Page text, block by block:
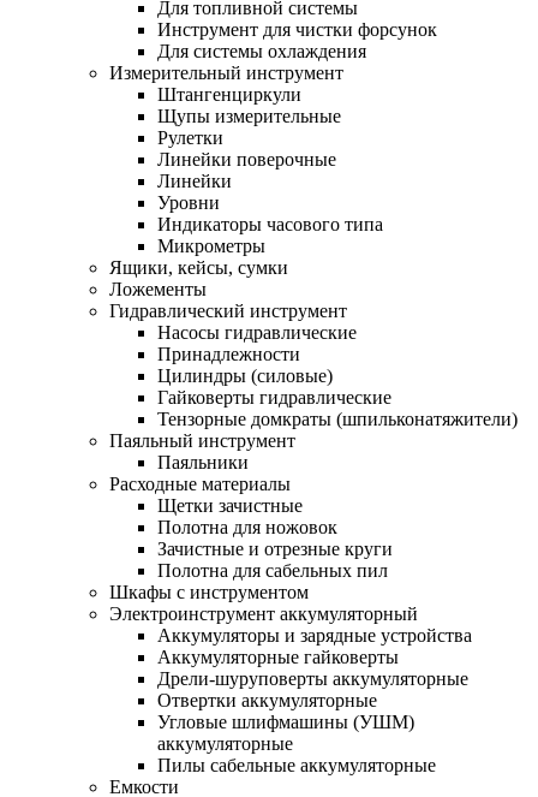
Для топливной системы
Инструмент для чистки форсунок
Для системы охлаждения
Измерительный инструмент
Штангенциркули
Щупы измерительные
Рулетки
Линейки поверочные
Линейки
Уровни
Индикаторы часового типа
Микрометры
Ящики, кейсы, сумки
Ложементы
Гидравлический инструмент
Насосы гидравлические
Принадлежности
Цилиндры (силовые)
Гайковерты гидравлические
Тензорные домкраты (шпильконатяжители)
Паяльный инструмент
Паяльники
Расходные материалы
Щетки зачистные
Полотна для ножовок
Зачистные и отрезные круги
Полотна для сабельных пил
Шкафы с инструментом
Электроинструмент аккумуляторный
Аккумуляторы и зарядные устройства
Аккумуляторные гайковерты
Дрели-шуруповерты аккумуляторные
Отвертки аккумуляторные
Угловые шлифмашины (УШМ)
аккумуляторные
Пилы сабельные аккумуляторные
Емкости